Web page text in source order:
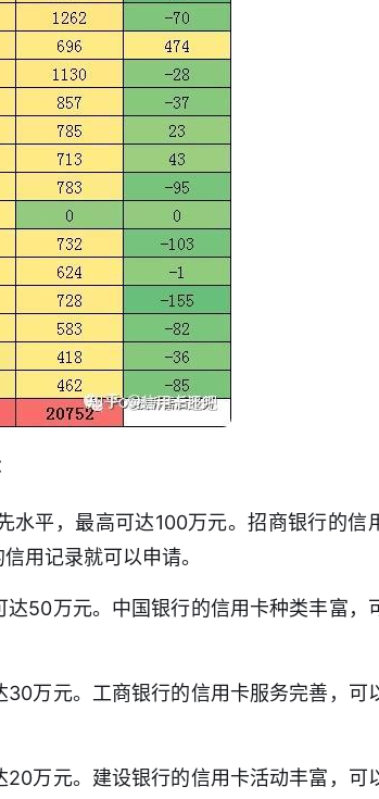
水平，最高可达100万元。招商银行的信
用记录就可以申请。
50万元。中国银行的信用卡种类丰富，
万元。工商银行的信用卡服务完善，可
万元。建设银行的信用卡活动丰富，可